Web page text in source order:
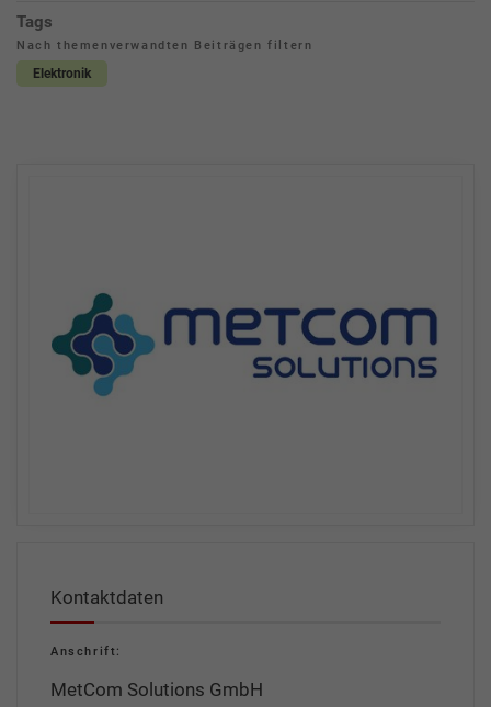
Tags
Nach themenverwandten Beiträgen filtern
Elektronik
Kontaktdaten
Anschrift:
MetCom Solutions GmbH